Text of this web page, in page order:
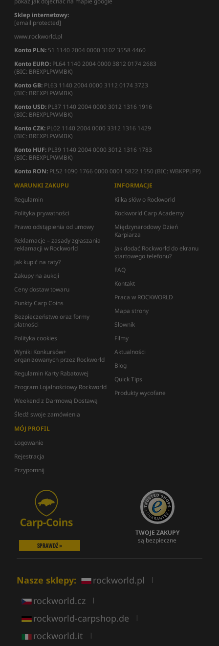
Sklep internetowy:
[email protected]
www.rockworld.pl
Konto PLN: 51 1140 2004 0000 3102 3558 4460
Konto EURO: PL64 1140 2004 0000 3812 0174 2683
(BIC: BREXPLPWMBK)
Konto GB: PL63 1140 2004 0000 3112 0174 3723
(BIC: BREXPLPWMBK)
Konto USD: PL37 1140 2004 0000 3012 1316 1916
(BIC: BREXPLPWMBK)
Konto CZK: PL02 1140 2004 0000 3312 1316 1429
(BIC: BREXPLPWMBK)
Konto HUF: PL39 1140 2004 0000 3012 1316 1783
(BIC: BREXPLPWMBK)
Konto RON: PL52 1090 1766 0000 0001 5822 1550 (BIC: WBKPPLPP)
WARUNKI ZAKUPU
Regulamin
Polityka prywatności
Prawo odstąpienia od umowy
Reklamacje – zasady zgłaszania
reklamacji w Rockworld
Jak kupić na raty?
Zakupy na aukcji
Ceny dostaw towaru
Punkty Carp Coins
Bezpieczeństwo oraz formy
płatności
Polityka cookies
Wyniki Konkursów+
organizowanych przez Rockworld
Regulamin Karty Rabatowej
Program Lojalnościowy Rockworld
Weekend z Darmową Dostawą
Śledź swoje zamówienia
INFORMACJE
Kilka słów o Rockworld
Rockworld Carp Academy
Międzynarodowy Dzień
Karpiarza
Jak dodać Rockworld do ekranu
startowego telefonu?
FAQ
Kontakt
Praca w ROCKWORLD
Mapa strony
Słownik
Filmy
Aktualności
Blog
Quick Tips
Produkty wycofane
MÓJ PROFIL
Logowanie
Rejestracja
Przypomnij
SPRAWDŹ »
TWOJE ZAKUPY
są bezpieczne
Nasze sklepy: rockworld.pl |
rockworld.cz |
rockworld-carpshop.de |
rockworld.it |